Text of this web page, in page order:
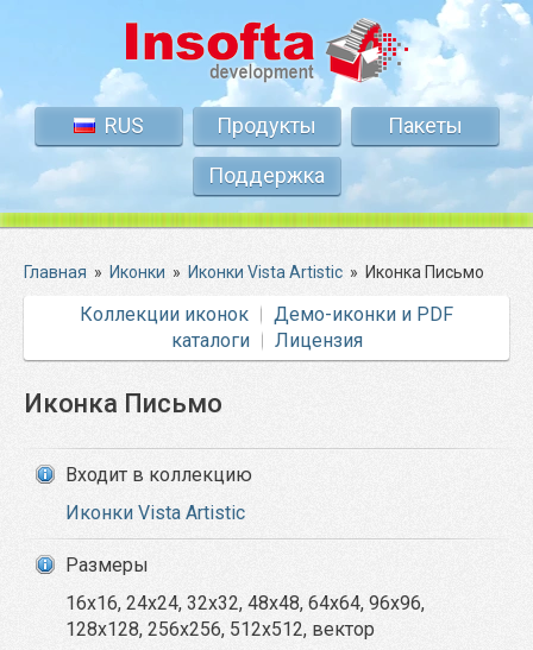
RUS Продукты
Пакеты
Поддержка
Главная » Иконки » Иконки Vista Artistic » Иконка Письмо
Коллекции иконок
Демо-иконки и PDF
каталоги
Лицензия
Иконка Письмо
Входит в коллекцию
Иконки Vista Artistic
Размеры
16x16, 24x24, 32x32, 48x48, 64x64, 96x96,
128x128, 256x256, 512x512, вектор